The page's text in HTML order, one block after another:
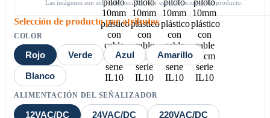
Las imágenes son solo referenciales. Ver especificaciones del producto.
Selección de producto por atributos
COLOR
Rojo Verde Azul Amarillo
Blanco
ALIMENTACIÓN DEL SEÑALIZADOR
12VAC/DC 24VAC/DC 220VAC/DC